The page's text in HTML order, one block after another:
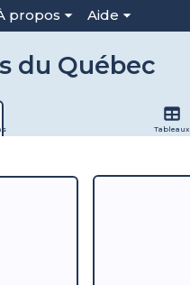
propos Aide
du Québec
Tableaux